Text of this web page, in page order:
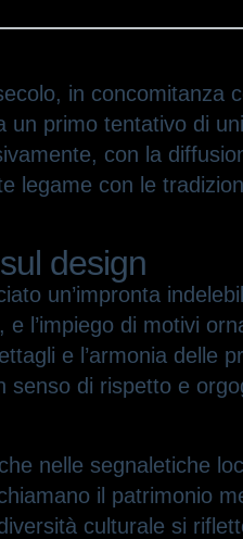
in concomitanza
primo tentativo di
con la
legame con le
design
un’impronta
l’impiego di motivi
e l’armonia delle
di rispetto e
nelle segnaletiche
il patrimonio
culturale si